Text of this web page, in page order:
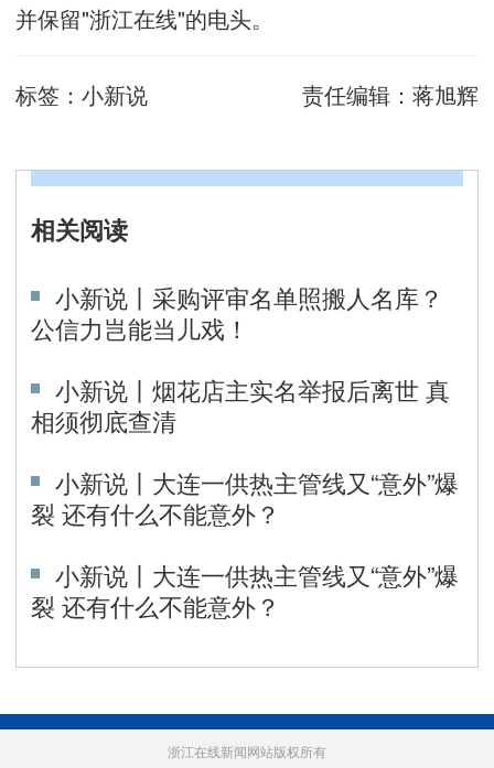
并保留"浙江在线"的电头。
标签： 小新说 责任编辑： 蒋旭辉
相关阅读
小新说丨采购评审名单照搬人名库？
公信力岂能当儿戏！
小新说丨烟花店主实名举报后离世 真
相须彻底查清
小新说丨大连一供热主管线又“意外”爆
裂 还有什么不能意外？
小新说丨大连一供热主管线又“意外”爆
裂 还有什么不能意外？
浙江在线新闻网站版权所有